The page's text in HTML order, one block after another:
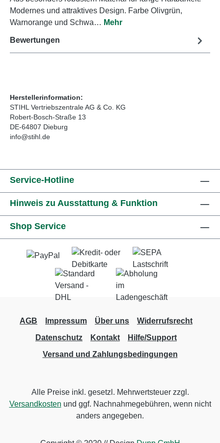
Modernes und attraktives Design. Farbe Olivgrün,
Warnorange und Schwa… Mehr
Bewertungen
Herstellerinformation:
STIHL Vertriebszentrale AG & Co. KG
Robert-Bosch-Straße 13
DE-64807 Dieburg
info@stihl.de
Service-Hotline
Hinweis zu Ausstattung & Funktion
Shop Service
AGB Impressum Über uns
Widerrufsrecht
Datenschutz
Kontakt
Hilfe/Support
Versand und Zahlungsbedingungen
Alle Preise inkl. gesetzl. Mehrwertsteuer zzgl.
Versandkosten und ggf. Nachnahmegebühren, wenn nicht
anders angegeben.